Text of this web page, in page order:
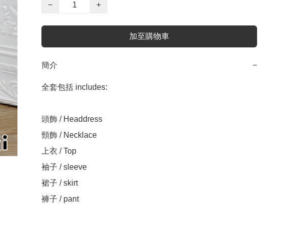
−
+
加至購物車
簡介 −
全套包括 includes:
頭飾 / Headdress
頸飾 / Necklace
上衣 / Top
袖子 / sleeve
裙子 / skirt